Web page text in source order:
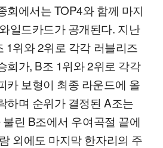
회에서는 TOP4와 함께 마지
일드카드가 공개된다. 지난
1위와 2위로 각각 러블리즈
희가, B조 1위와 2위로 각각
카 보형이 최종 라운드에 올
하며 순위가 결정된 A조는
불린 B조에서 우여곡절 끝에
외에도 마지막 한자리의 주